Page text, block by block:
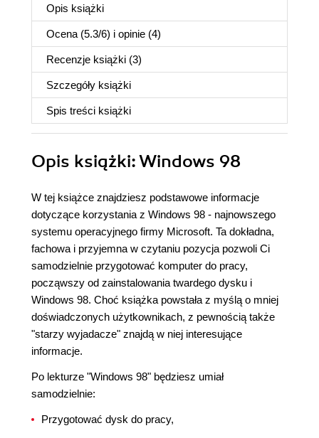
Opis książki
Ocena (5.3/6) i opinie (4)
Recenzje książki (3)
Szczegóły książki
Spis treści książki
Opis książki: Windows 98
W tej książce znajdziesz podstawowe informacje
dotyczące korzystania z Windows 98 - najnowszego
systemu operacyjnego firmy Microsoft. Ta dokładna,
fachowa i przyjemna w czytaniu pozycja pozwoli Ci
samodzielnie przygotować komputer do pracy,
począwszy od zainstalowania twardego dysku i
Windows 98. Choć książka powstała z myślą o mniej
doświadczonych użytkownikach, z pewnością także
"starzy wyjadacze" znajdą w niej interesujące
informacje.
Po lekturze "Windows 98" będziesz umiał
samodzielnie:
Przygotować dysk do pracy,